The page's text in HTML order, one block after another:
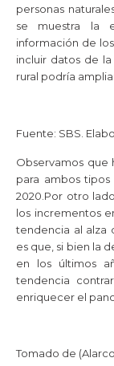
personas
se muestra la
información de
incluir datos de
rural podría
Fuente: SBS.
Observamos que
para ambos
2020.Por otro
los incrementos
tendencia al alza
es que, si bien la
en los últimos
tendencia
enriquecer el
Tomado de